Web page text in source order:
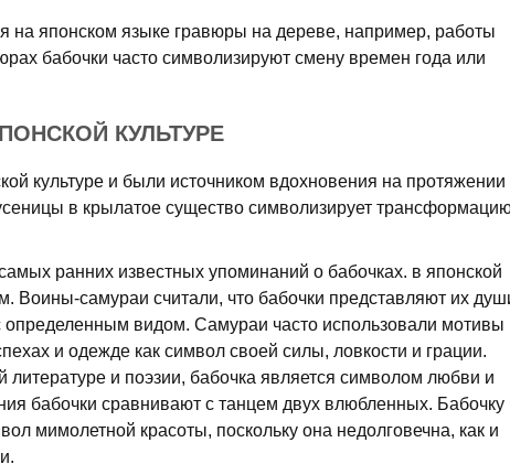
на японском языке гравюры на дереве, например, работы
бабочки часто символизируют смену времен года или
КУЛЬТУРЕ
культуре и были источником вдохновения на протяжении
в крылатое существо символизирует
ранних известных упоминаний о бабочках. в японской
Воины-самураи считали, что бабочки представляют их
определенным видом. Самураи часто использовали мотивы
и одежде как символ своей силы, ловкости и грации.
литературе и поэзии, бабочка является символом любви и
бабочки сравнивают с танцем двух влюбленных. Бабочку
мимолетной красоты, поскольку она недолговечна, как и